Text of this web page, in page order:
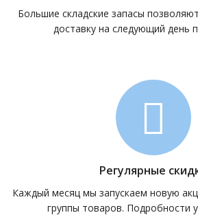
Большие складские запасы
доставку на следующий день
Регулярные
Каждый месяц мы запускаем новую
группы товаров. Подробности